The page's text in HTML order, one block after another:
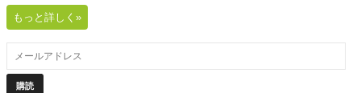
もっと詳しく»